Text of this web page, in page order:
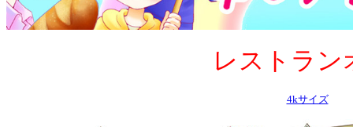
レストラン
4kサイズ